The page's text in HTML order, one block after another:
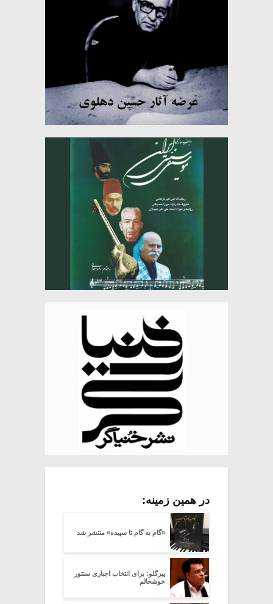
در همین زمینه:
«گام به گام تا سپیده» منتشر شد
پیرگلو: برای انتخاب اجباری سنتور
خوشحالم